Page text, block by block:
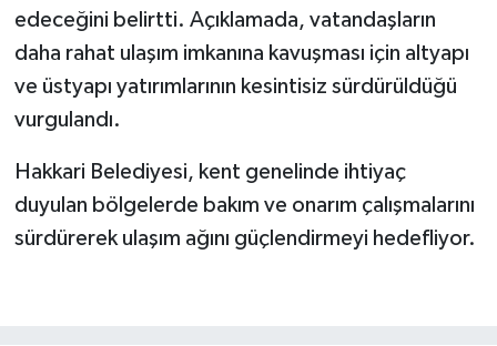
edeceğini belirtti. Açıklamada, vatandaşların
daha rahat ulaşım imkanına kavuşması için altyapı
ve üstyapı yatırımlarının kesintisiz sürdürüldüğü
vurgulandı.
Hakkari Belediyesi, kent genelinde ihtiyaç
duyulan bölgelerde bakım ve onarım çalışmalarını
sürdürerek ulaşım ağını güçlendirmeyi hedefliyor.